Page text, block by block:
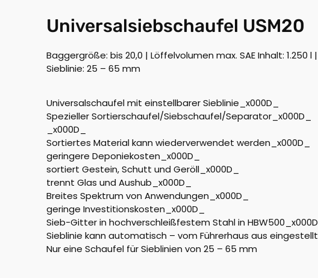
Universalsiebschaufel USM20
Baggergröße: bis 20,0 | Löffelvolumen max. SAE Inhalt: 1.250 l
Sieblinie: 25 – 65 mm
Universalschaufel mit einstellbarer Sieblinie_x000D_
Spezieller Sortierschaufel/Siebschaufel/Separator_x000D_
_x000D_
Sortiertes Material kann wiederverwendet werden_x000D_
geringere Deponiekosten_x000D_
sortiert Gestein, Schutt und Geröll_x000D_
trennt Glas und Aushub_x000D_
Breites Spektrum von Anwendungen_x000D_
geringe Investitionskosten_x000D_
Sieb-Gitter in hochverschleißfestem Stahl in HBW500_x000D_
Sieblinie kann automatisch – vom Führerhaus aus eingestellt
Nur eine Schaufel für Sieblinien von 25 – 65 mm